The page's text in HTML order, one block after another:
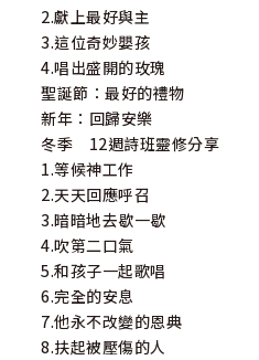
2.獻上最好與主
3.這位奇妙嬰孩
4.唱出盛開的玫瑰
聖誕節：最好的禮物
新年：回歸安樂
冬季 12週詩班靈修分享
1.等候神工作
2.天天回應呼召
3.暗暗地去歇一歇
4.吹第二口氣
5.和孩子一起歌唱
6.完全的安息
7.他永不改變的恩典
8.扶起被壓傷的人